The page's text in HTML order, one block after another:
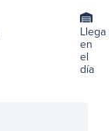
Llega
en
el
día